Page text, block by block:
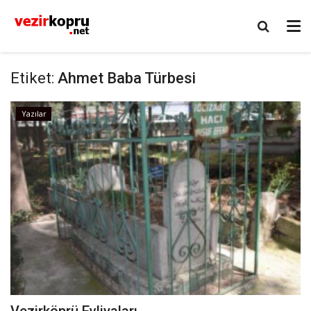
Etiket: Ahmet Baba Türbesi
Yazılar